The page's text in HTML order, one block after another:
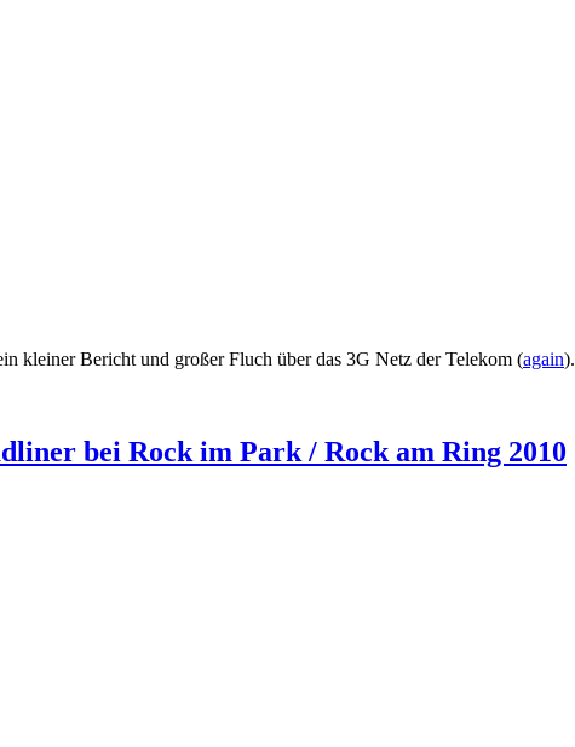
kleiner Bericht und großer Fluch über das 3G Netz der Telekom (again).
bei Rock im Park / Rock am Ring 2010